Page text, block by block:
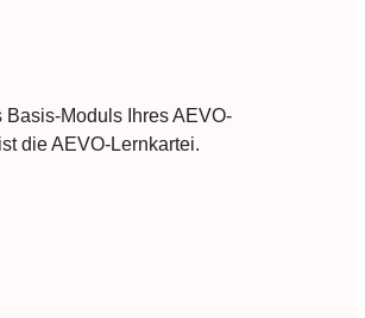
Basis-Moduls Ihres AEVO-
die AEVO-Lernkartei.